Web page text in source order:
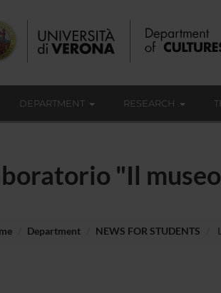
DEPARTMENT RESEARCH
"Il
Department NEWS FOR STUDENTS